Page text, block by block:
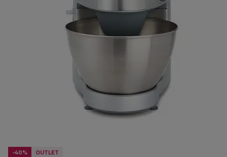
-40% OUTLET